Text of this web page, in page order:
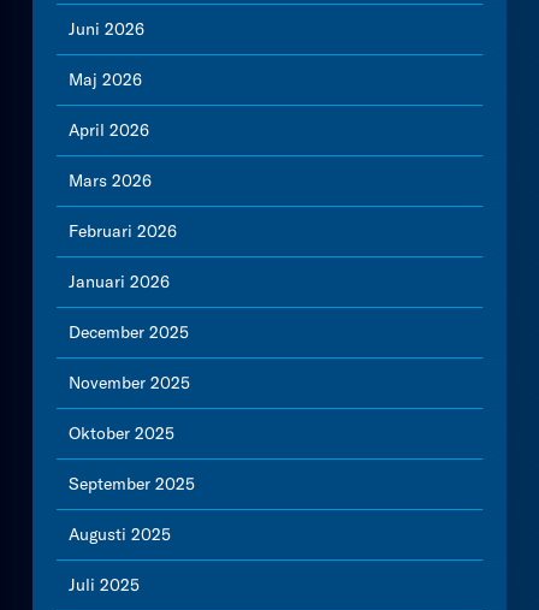
Juni 2026
Maj 2026
April 2026
Mars 2026
Februari 2026
Januari 2026
December 2025
November 2025
Oktober 2025
September 2025
Augusti 2025
Juli 2025